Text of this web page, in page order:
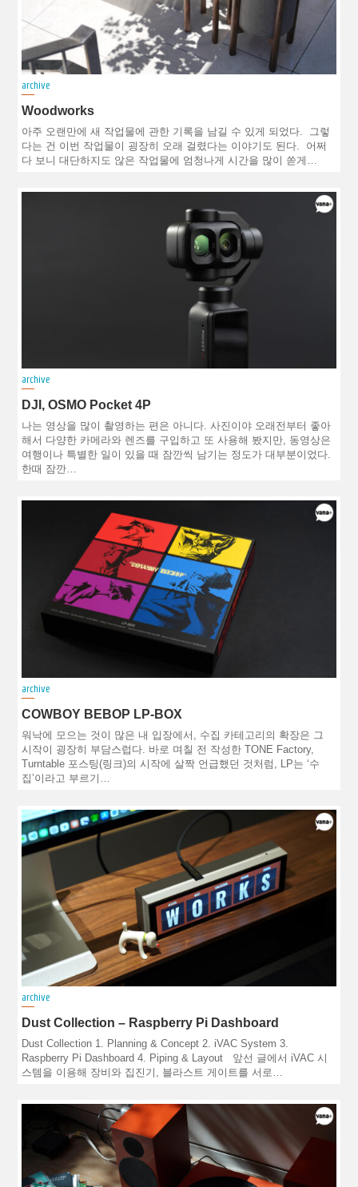
archive
Woodworks
아주 오랜만에 새 작업물에 관한 기록을 남길 수 있게 되었다. 그렇
다는 건 이번 작업물이 굉장히 오래 걸렸다는 이야기도 된다. 어쩌
다 보니 대단하지도 않은 작업물에 엄청나게 시간을 많이 쏟게…
archive
DJI, OSMO Pocket 4P
나는 영상을 많이 촬영하는 편은 아니다. 사진이야 오래전부터 좋아
해서 다양한 카메라와 렌즈를 구입하고 또 사용해 봤지만, 동영상은
여행이나 특별한 일이 있을 때 잠깐씩 남기는 정도가 대부분이었다.
한때 잠깐…
archive
COWBOY BEBOP LP-BOX
워낙에 모으는 것이 많은 내 입장에서, 수집 카테고리의 확장은 그
시작이 굉장히 부담스럽다. 바로 며칠 전 작성한 TONE Factory,
Turntable 포스팅(링크)의 시작에 살짝 언급했던 것처럼, LP는 ‘수
집’이라고 부르기…
archive
Dust Collection – Raspberry Pi Dashboard
Dust Collection 1. Planning & Concept 2. iVAC System 3.
Raspberry Pi Dashboard 4. Piping & Layout 앞선 글에서 iVAC 시
스템을 이용해 장비와 집진기, 블라스트 게이트를 서로…